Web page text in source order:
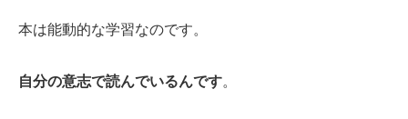
本は能動的な学習なのです。
自分の意志で読んでいるんです。